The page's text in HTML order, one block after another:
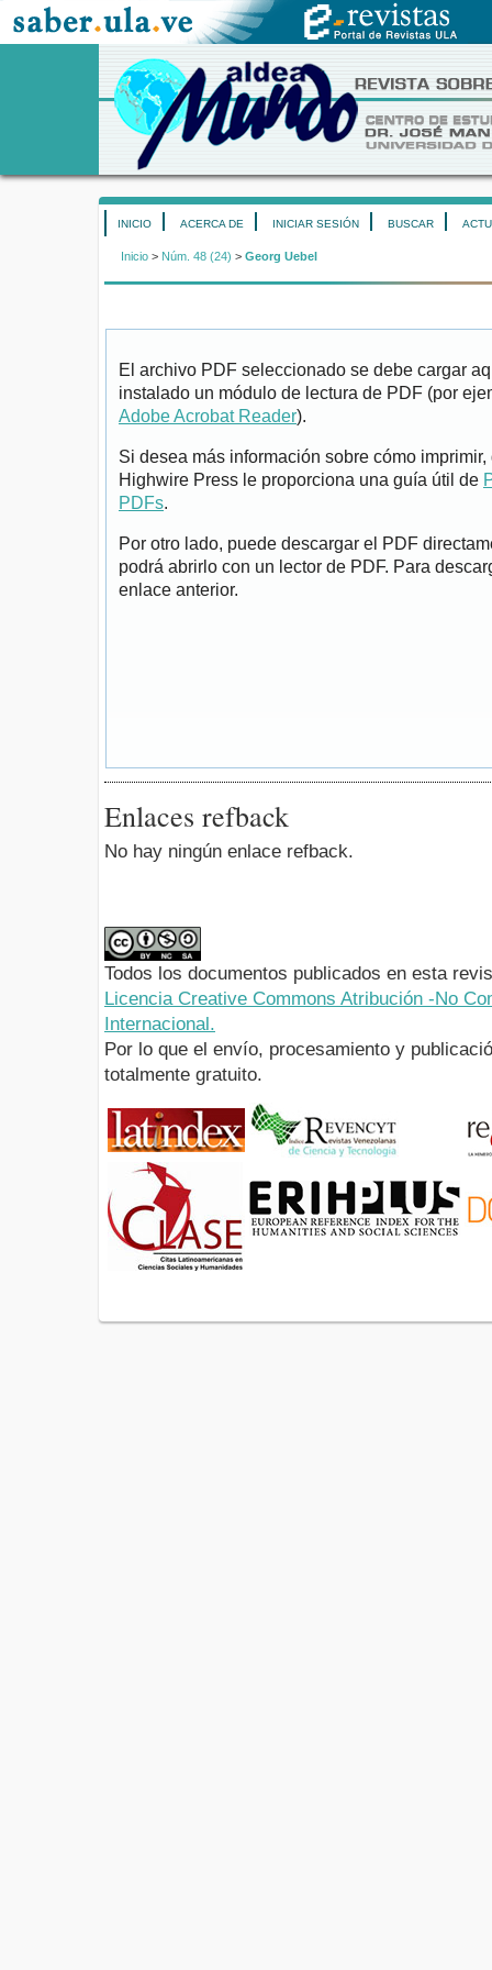
INICIO ACERCA DE INICIAR SESIÓN BUSCAR
Inicio > Núm. 48 (24) > Georg Uebel
El archivo PDF seleccionado se debe cargar
instalado un módulo de lectura de PDF (por
Adobe Acrobat Reader).
Si desea más información sobre cómo
Highwire Press le proporciona una guía útil de
PDFs.
Por otro lado, puede descargar el PDF
podrá abrirlo con un lector de PDF. Para
enlace anterior.
Enlaces refback
No hay ningún enlace refback.
Todos los documentos publicados en esta
Licencia Creative Commons Atribución -No
Internacional.
Por lo que el envío, procesamiento y
totalmente gratuito.